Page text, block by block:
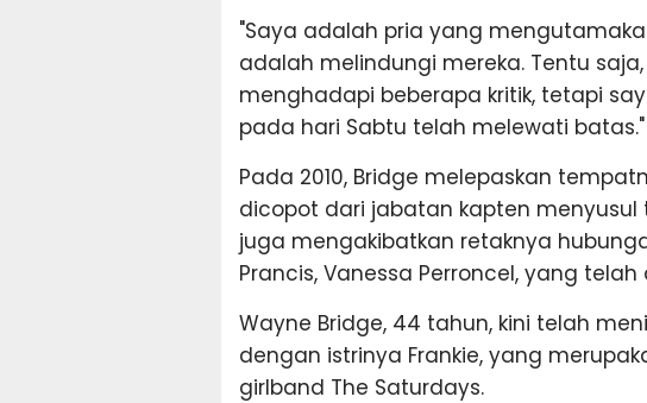
"Saya adalah pria yang
adalah melindungi mereka. Tentu
menghadapi beberapa kritik, tetapi
pada hari Sabtu telah melewati batas."
Pada 2010, Bridge melepaskan
dicopot dari jabatan kapten menyusul
juga mengakibatkan retaknya
Prancis, Vanessa Perroncel, yang
Wayne Bridge, 44 tahun, kini telah
dengan istrinya Frankie, yang
girlband The Saturdays.